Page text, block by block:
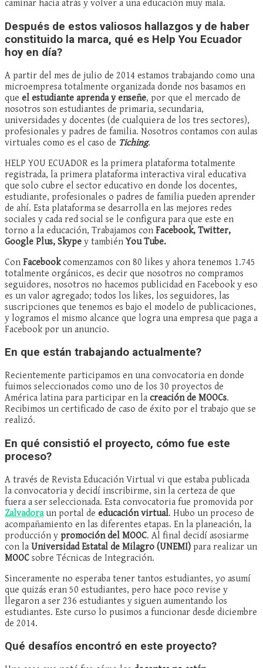
caminar hacia atrás y volver a una educación muy mala.
Después de estos valiosos hallazgos y de haber
constituido la marca, qué es Help You Ecuador
hoy en día?
A partir del mes de julio de 2014 estamos trabajando como una
microempresa totalmente organizada donde nos basamos en
que el estudiante aprenda y enseñe, por que el mercado de
nosotros son estudiantes de primaria, secundaria,
universidades y docentes (de cualquiera de los tres sectores),
profesionales y padres de familia. Nosotros contamos con aulas
virtuales como es el caso de Tiching.
HELP YOU ECUADOR es la primera plataforma totalmente
registrada, la primera plataforma interactiva viral educativa
que solo cubre el sector educativo en donde los docentes,
estudiante, profesionales o padres de familia pueden aprender
de ahí. Esta plataforma se desarrolla en las mejores redes
sociales y cada red social se le configura para que este en
torno a la educación, Trabajamos con Facebook, Twitter,
Google Plus, Skype y tambiénYou Tube.
Con Facebookcomenzamos con 80 likes y ahora tenemos 1.745
totalmente orgánicos, es decir que nosotros no compramos
seguidores, nosotros no hacemos publicidad en Facebook y eso
es un valor agregado; todos los likes, los seguidores, las
suscripciones que tenemos es bajo el modelo de publicaciones,
y logramos el mismo alcance que logra una empresa que paga a
Facebook por un anuncio.
En que están trabajando actualmente?
Recientemente participamos en una convocatoria en donde
fuimos seleccionados como uno de los 30 proyectos de
América latina para participar en la creación de MOOCs.
Recibimos un certificado de caso de éxito por el trabajo que se
realizó.
En qué consistió el proyecto, cómo fue este
proceso?
A través de Revista Educación Virtual vi que estaba publicada
la convocatoria y decidí inscribirme, sin la certeza de que
fuera a ser seleccionada. Esta convocatoria fue promovida por
Zalvadoraun portal de educación virtual. Hubo un proceso de
acompañamiento en las diferentes etapas. En la planeación, la
producción y promoción del MOOC. Al final decidí asosiarme
con la Universidad Estatal de Milagro (UNEMI) para realizar un
MOOC sobre Técnicas de Integración.
Sinceramente no esperaba tener tantos estudiantes, yo asumí
que quizás eran 50 estudiantes, pero hace poco revise y
llegaron a ser 236 estudiantes y siguen aumentando los
estudiantes. Este curso lo pusimos a funcionar desde diciembre
de 2014.
Qué desafíos encontró en este proyecto?